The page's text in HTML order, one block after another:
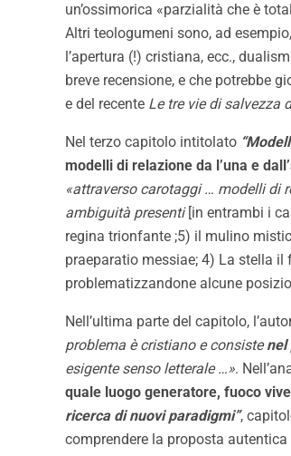
un’ossimorica «parzialità che è
Altri teologumeni sono, ad
l’apertura (!) cristiana, ecc.,
breve recensione, e che potrebbe
e del recente Le tre vie di salvezza
Nel terzo capitolo intitolato
modelli di relazione da l’una e
«attraverso carotaggi … modelli di
ambiguità presenti[in entrambi i
regina trionfante ;5) il mulino
praeparatio messiae; 4) La stella
problematizzandone alcune
Nell’ultima parte del capitolo,
problema è cristiano e consistenel
esigente senso letterale …».
quale luogo generatore, fuoco
ricerca di nuovi paradigmi”,
comprendere la proposta